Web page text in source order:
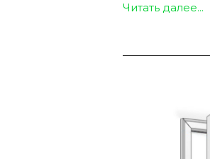
Читать далее...